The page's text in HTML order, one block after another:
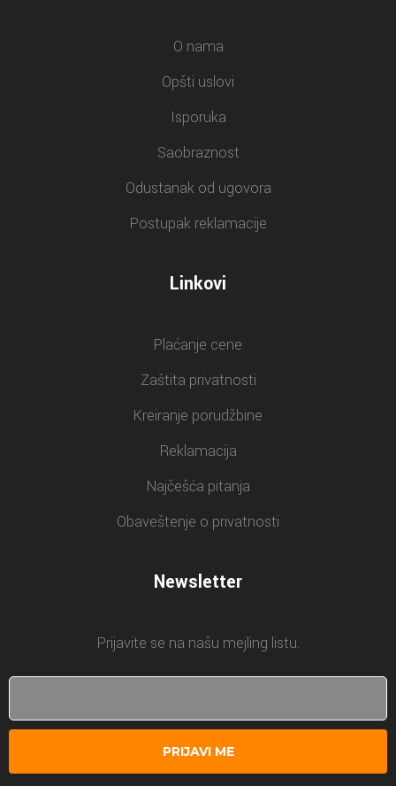
O nama
Opšti uslovi
Isporuka
Saobraznost
Odustanak od ugovora
Postupak reklamacije
Linkovi
Plaćanje cene
Zaštita privatnosti
Kreiranje porudžbine
Reklamacija
Najčešća pitanja
Obaveštenje o privatnosti
Newsletter
Prijavite se na našu mejling listu.
PRIJAVI ME